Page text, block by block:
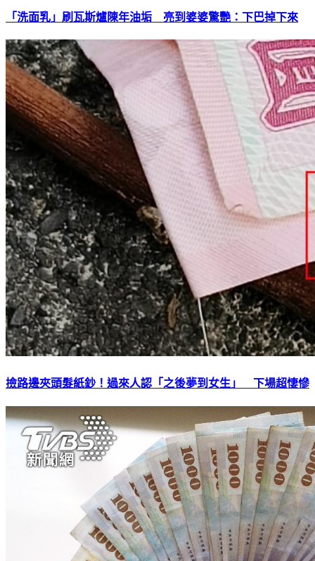
「洗面乳」刷瓦斯爐陳年油垢 亮到婆婆驚艷：下巴掉下來
撿路邊夾頭髮紙鈔！過來人認「之後夢到女生」 下場超悽慘